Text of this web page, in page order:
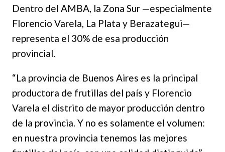
Dentro del AMBA, la Zona Sur —especialmente
Florencio Varela, La Plata y Berazategui—
representa el 30% de esa producción
provincial.
“La provincia de Buenos Aires es la principal
productora de frutillas del país y Florencio
Varela el distrito de mayor producción dentro
de la provincia. Y no es solamente el volumen:
en nuestra provincia tenemos las mejores